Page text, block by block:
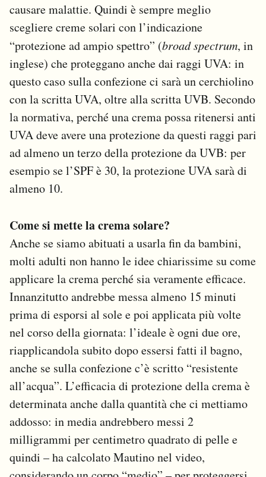
causare malattie. Quindi è sempre meglio
scegliere creme solari con l’indicazione
“protezione ad ampio spettro” (broad spectrum, in
inglese) che proteggano anche dai raggi UVA: in
questo caso sulla confezione ci sarà un cerchiolino
con la scritta UVA, oltre alla scritta UVB. Secondo
la normativa, perché una crema possa ritenersi anti
UVA deve avere una protezione da questi raggi pari
ad almeno un terzo della protezione da UVB: per
esempio se l’SPF è 30, la protezione UVA sarà di
almeno 10.
Come si mette la crema solare?
Anche se siamo abituati a usarla fin da bambini,
molti adulti non hanno le idee chiarissime su come
applicare la crema perché sia veramente efficace.
Innanzitutto andrebbe messa almeno 15 minuti
prima di esporsi al sole e poi applicata più volte
nel corso della giornata: l’ideale è ogni due ore,
riapplicandola subito dopo essersi fatti il bagno,
anche se sulla confezione c’è scritto “resistente
all’acqua”. L’efficacia di protezione della crema è
determinata anche dalla quantità che ci mettiamo
addosso: in media andrebbero messi 2
milligrammi per centimetro quadrato di pelle e
quindi – ha calcolato Mautino nel video,